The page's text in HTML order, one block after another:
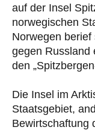
auf der Insel
norwegischen
Norwegen
gegen Russland
den
Die Insel im
Staatsgebiet,
Bewirtschaftung